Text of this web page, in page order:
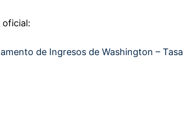
oficial:
de Ingresos de Washington –